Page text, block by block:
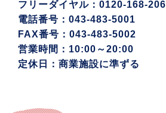
フリーダイヤル：0120-168-206
電話番号：043-483-5001
FAX番号：043-483-5002
営業時間：10:00～20:00
定休日：商業施設に準ずる